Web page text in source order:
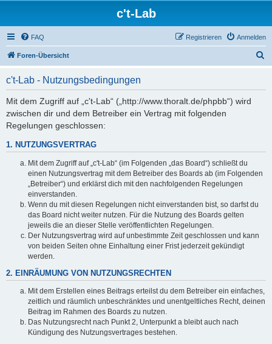
c't-Lab
FAQ Anmelden
Registrieren
Foren-Übersicht
c't-Lab - Nutzungsbedingungen
Mit dem Zugriff auf „c't-Lab“ („http://www.thoralt.de/phpbb“) wird
zwischen dir und dem Betreiber ein Vertrag mit folgenden
Regelungen geschlossen:
1. NUTZUNGSVERTRAG
Mit dem Zugriff auf „c't-Lab“ (im Folgenden „das Board“) schließt du
einen Nutzungsvertrag mit dem Betreiber des Boards ab (im Folgenden
„Betreiber“) und erklärst dich mit den nachfolgenden Regelungen
einverstanden.
Wenn du mit diesen Regelungen nicht einverstanden bist, so darfst du
das Board nicht weiter nutzen. Für die Nutzung des Boards gelten
jeweils die an dieser Stelle veröffentlichten Regelungen.
Der Nutzungsvertrag wird auf unbestimmte Zeit geschlossen und kann
von beiden Seiten ohne Einhaltung einer Frist jederzeit gekündigt
werden.
2. EINRÄUMUNG VON NUTZUNGSRECHTEN
Mit dem Erstellen eines Beitrags erteilst du dem Betreiber ein einfaches,
zeitlich und räumlich unbeschränktes und unentgeltliches Recht, deinen
Beitrag im Rahmen des Boards zu nutzen.
Das Nutzungsrecht nach Punkt 2, Unterpunkt a bleibt auch nach
Kündigung des Nutzungsvertrages bestehen.